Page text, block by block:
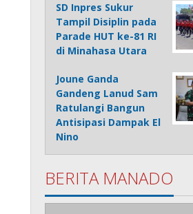
SD Inpres Sukur
Tampil Disiplin pada
Parade HUT ke-81 RI
di Minahasa Utara
Joune Ganda
Gandeng Lanud Sam
Ratulangi Bangun
Antisipasi Dampak El
Nino
BERITA MANADO